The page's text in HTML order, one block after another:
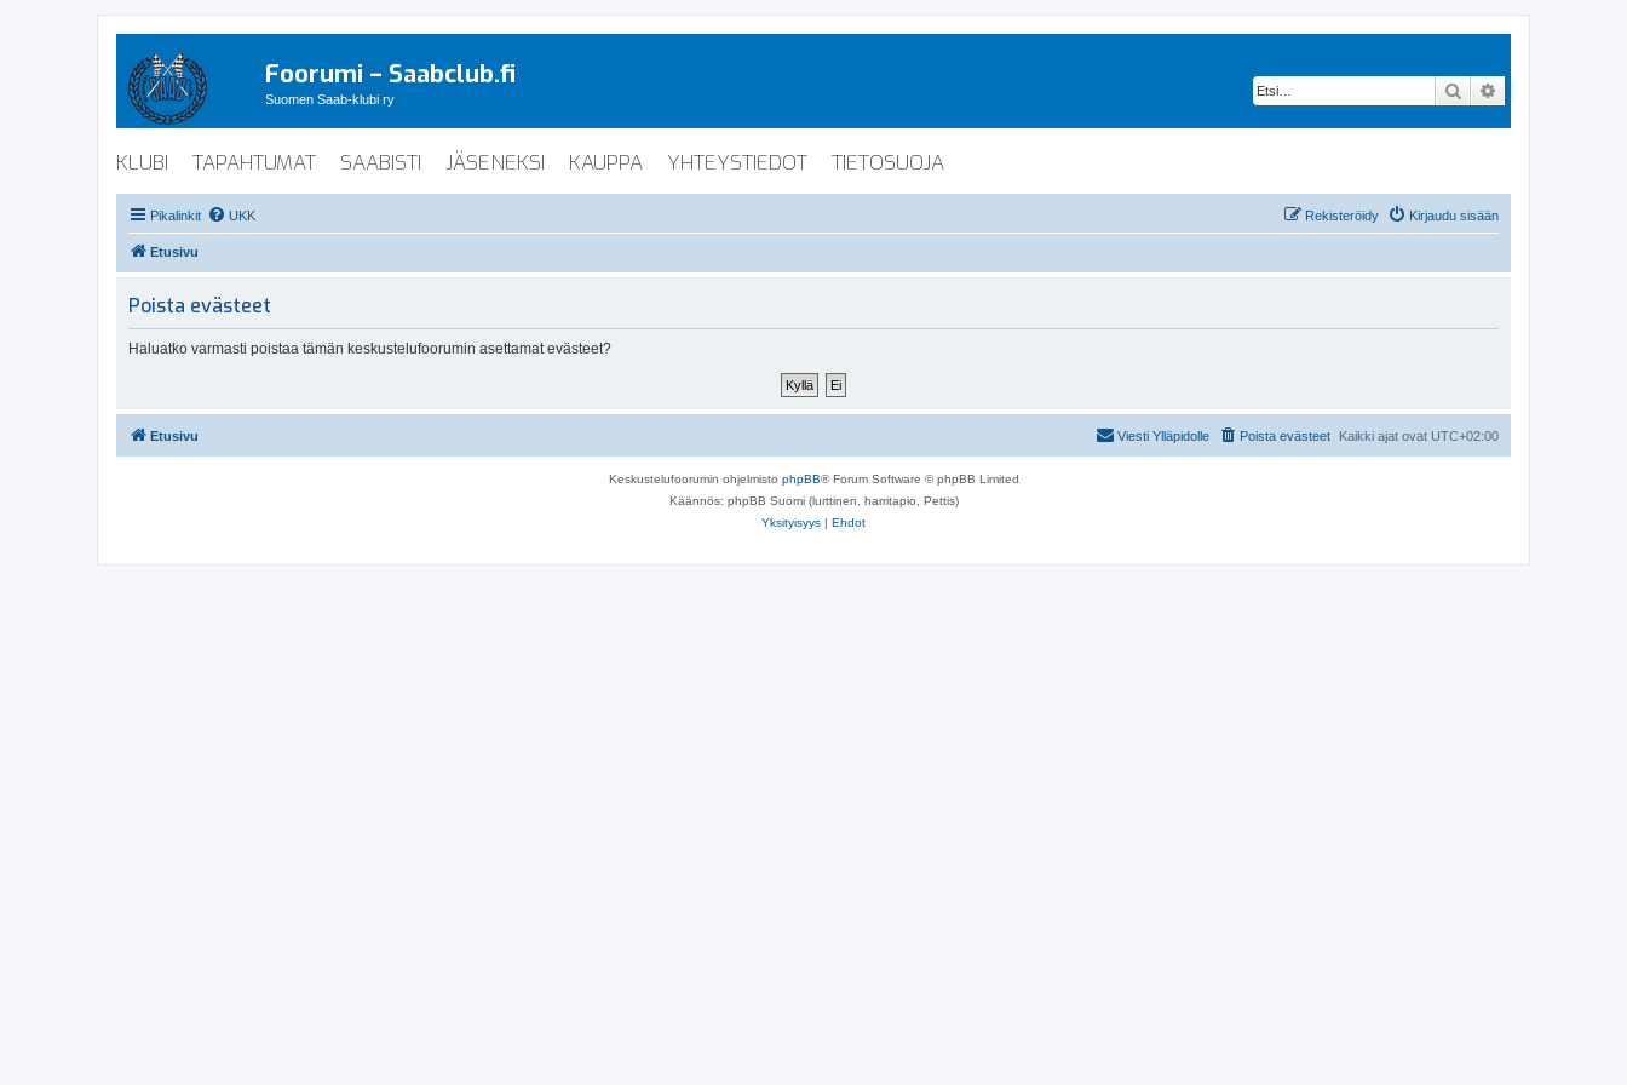
Foorumi – Saabclub.fi
Suomen Saab-klubi ry Etsi
KLUBI TAPAHTUMAT SAABISTI JÄSENEKSI KAUPPA YHTEYSTIEDOT TIETOSUOJA
Pikalinkit UKK Kirjaudu sisään
Rekisteröidy
Etusivu
Poista evästeet
Haluatko varmasti poistaa tämän keskustelufoorumin asettamat evästeet?
Etusivu Kaikki ajat ovat UTC+02:00
Poista evästeet
Viesti Ylläpidolle
Keskustelufoorumin ohjelmisto phpBB® Forum Software © phpBB Limited
Käännös: phpBB Suomi (lurttinen, harritapio, Pettis)
Yksityisyys | Ehdot